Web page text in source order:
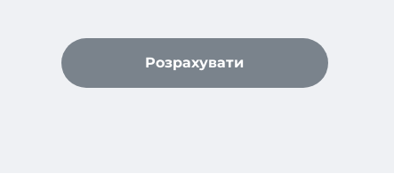
Розрахувати